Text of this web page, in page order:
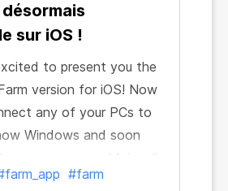
sur iOS !
to present you the
version for iOS! Now
any of your PCs to
Windows and soon
generate income,
#farm